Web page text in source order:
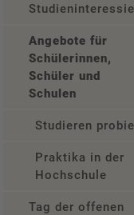
Angebote für
Schülerinnen,
Schüler und
Schulen
Studieren
Praktika in der
Hochschule
Tag der offenen